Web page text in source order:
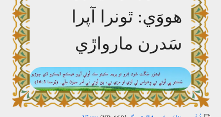
ھووَي: ٿونرا آپرا
سَدرن مارواڙي